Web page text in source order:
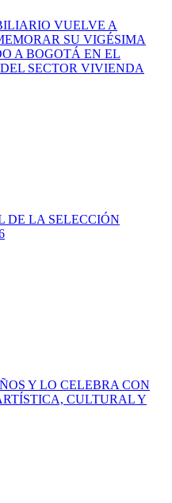
VUELVE A
SU VIGÉSIMA
A BOGOTÁ EN EL
SECTOR VIVIENDA
DE LA SELECCIÓN
Y LO CELEBRA CON
CULTURAL Y